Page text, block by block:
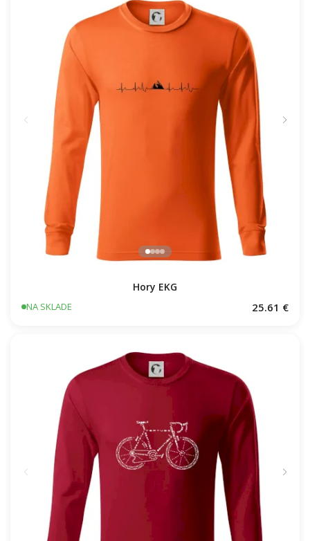
Hory EKG
NA SKLADE 25.61 €